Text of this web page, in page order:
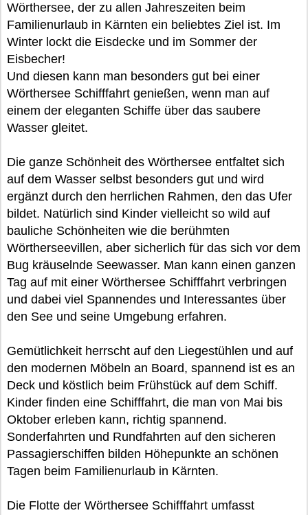
Wörthersee, der zu allen Jahreszeiten beim
Familienurlaub in Kärnten ein beliebtes Ziel ist. Im
Winter lockt die Eisdecke und im Sommer der
Eisbecher!
Und diesen kann man besonders gut bei einer
Wörthersee Schifffahrt genießen, wenn man auf
einem der eleganten Schiffe über das saubere
Wasser gleitet.
Die ganze Schönheit des Wörthersee entfaltet sich
auf dem Wasser selbst besonders gut und wird
ergänzt durch den herrlichen Rahmen, den das Ufer
bildet. Natürlich sind Kinder vielleicht so wild auf
bauliche Schönheiten wie die berühmten
Wörtherseevillen, aber sicherlich für das sich vor dem
Bug kräuselnde Seewasser. Man kann einen ganzen
Tag auf mit einer Wörthersee Schifffahrt verbringen
und dabei viel Spannendes und Interessantes über
den See und seine Umgebung erfahren.
Gemütlichkeit herrscht auf den Liegestühlen und auf
den modernen Möbeln an Board, spannend ist es an
Deck und köstlich beim Frühstück auf dem Schiff.
Kinder finden eine Schifffahrt, die man von Mai bis
Oktober erleben kann, richtig spannend.
Sonderfahrten und Rundfahrten auf den sicheren
Passagierschiffen bilden Höhepunkte an schönen
Tagen beim Familienurlaub in Kärnten.
Die Flotte der Wörthersee Schifffahrt umfasst